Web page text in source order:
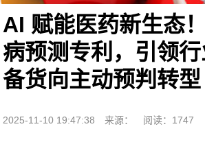
AI 赋能医药新生态
病预测专利，引领
备货向主动预判转型
2025-11-10 19:47:38 来源： 阅读：1747